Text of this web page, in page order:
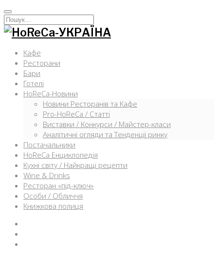
Перейти
к
содержимому
Искать:
Кафе
Ресторани
Бари
Готелі
HoReCa-Новини
Новини Ресторанів та Кафе
Pro-HoReCa / Статті
Виставки / Конкурси / Майстер-класи
Аналітичні огляди та Тенденції ринку
Постачальники
HoReCa Енциклопедія
Кухні світу / Найкращі рецепти
Wine & Drinks
Ресторан «під-ключ»
Особи / Обличчя
Книжкова полиця